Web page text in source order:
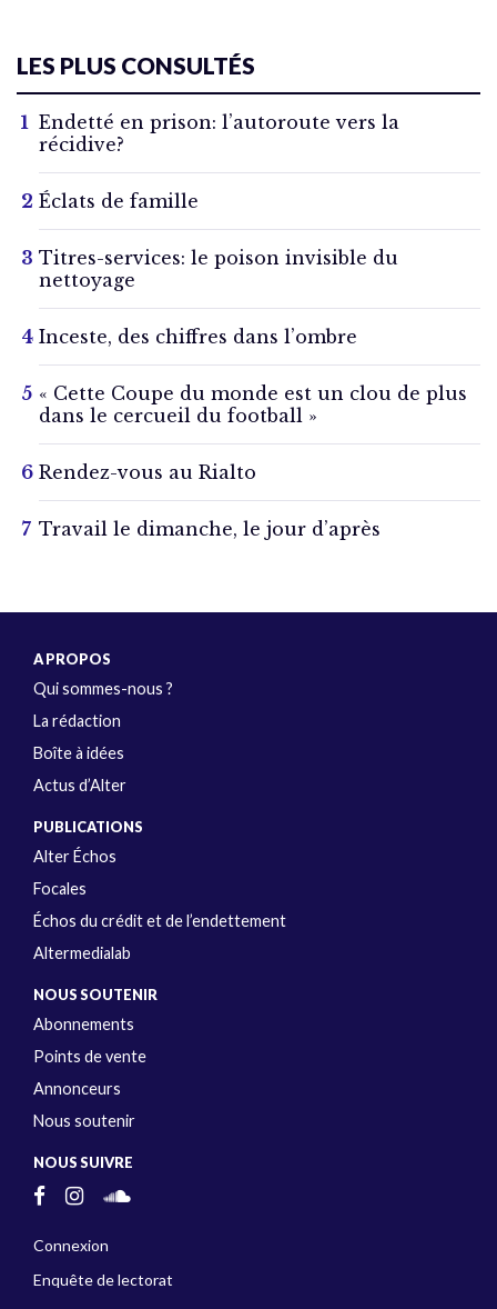
LES PLUS CONSULTÉS
Endetté en prison: l’autoroute vers la
récidive?
Éclats de famille
Titres-services: le poison invisible du
nettoyage
Inceste, des chiffres dans l’ombre
« Cette Coupe du monde est un clou de plus
dans le cercueil du football »
Rendez-vous au Rialto
Travail le dimanche, le jour d’après
A PROPOS
Qui sommes-nous ?
La rédaction
Boîte à idées
Actus d’Alter
PUBLICATIONS
Alter Échos
Focales
Échos du crédit et de l’endettement
Altermedialab
NOUS SOUTENIR
Abonnements
Points de vente
Annonceurs
Nous soutenir
NOUS SUIVRE
Connexion
Enquête de lectorat